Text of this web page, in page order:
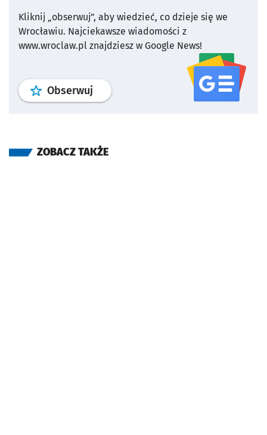
Kliknij „obserwuj”, aby wiedzieć, co dzieje się we
Wrocławiu. Najciekawsze wiadomości z
www.wroclaw.pl znajdziesz w Google News!
Obserwuj profil serwisu
ZOBACZ TAKŻE